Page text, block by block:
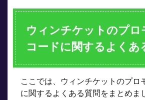
ウィンチケットのプロ
コードに関するよくあ
ここでは、ウィンチケットのプロ
に関するよくある質問をまとめま